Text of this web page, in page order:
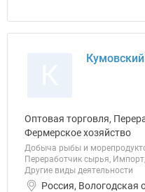
Оптовая торговля,
Фермерское хозяйство
Добыча рыбы и
Переработчик сырья,
Другие виды деятельности
Россия, Вологодская